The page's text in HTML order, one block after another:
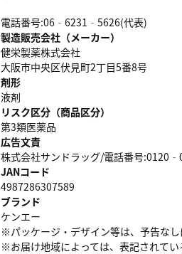
電話番号:06‐6231‐5626(代表)
製造販売会社（メーカー）
健栄製薬株式会社
大阪市中央区伏見町2丁目5番8号
剤形
液剤
リスク区分（商品区分）
第3類医薬品
広告文責
株式会社サンドラッグ/電話番号
JANコード
4987286307589
ブランド
ケンエー
※パッケージ・デザイン等は、予告な
※お届け地域によっては、表記されて